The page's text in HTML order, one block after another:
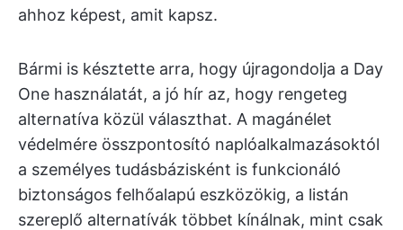
ahhoz képest, amit kapsz.
Bármi is késztette arra, hogy újragondolja a Day
One használatát, a jó hír az, hogy rengeteg
alternatíva közül választhat. A magánélet
védelmére összpontosító naplóalkalmazásoktól
a személyes tudásbázisként is funkcionáló
biztonságos felhőalapú eszközökig, a listán
szereplő alternatívák többet kínálnak, mint csak